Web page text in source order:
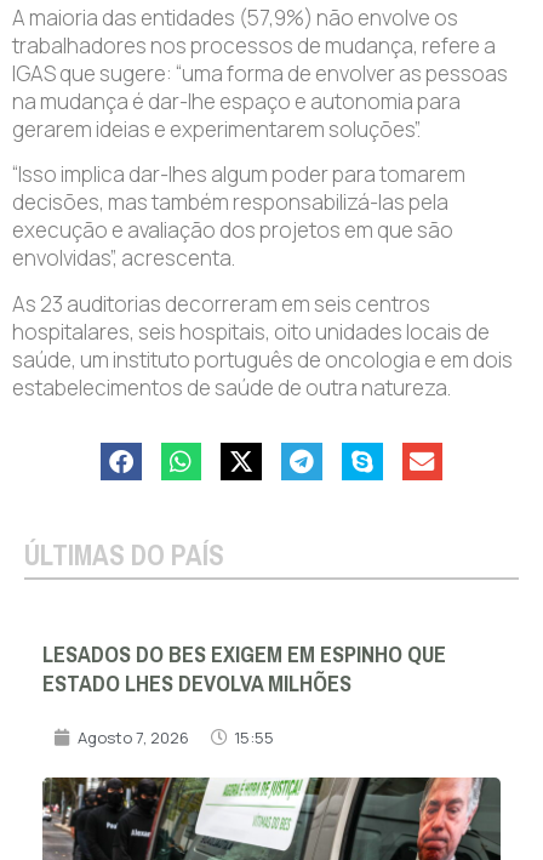
A maioria das entidades (57,9%) não envolve os
trabalhadores nos processos de mudança, refere a
IGAS que sugere: “uma forma de envolver as pessoas
na mudança é dar-lhe espaço e autonomia para
gerarem ideias e experimentarem soluções”.
“Isso implica dar-lhes algum poder para tomarem
decisões, mas também responsabilizá-las pela
execução e avaliação dos projetos em que são
envolvidas”, acrescenta.
As 23 auditorias decorreram em seis centros
hospitalares, seis hospitais, oito unidades locais de
saúde, um instituto português de oncologia e em dois
estabelecimentos de saúde de outra natureza.
ÚLTIMAS DO PAÍS
LESADOS DO BES EXIGEM EM ESPINHO QUE
ESTADO LHES DEVOLVA MILHÕES
Agosto 7, 2026 15:55